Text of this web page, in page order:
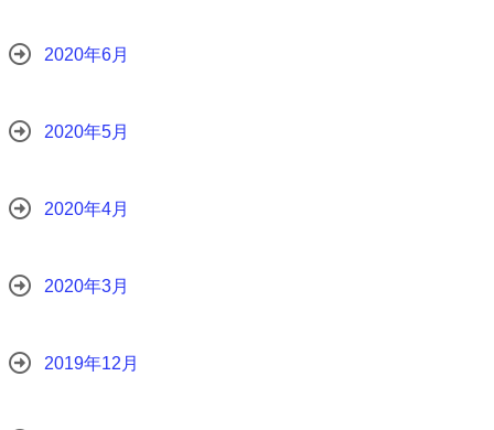
2020年6月
2020年5月
2020年4月
2020年3月
2019年12月